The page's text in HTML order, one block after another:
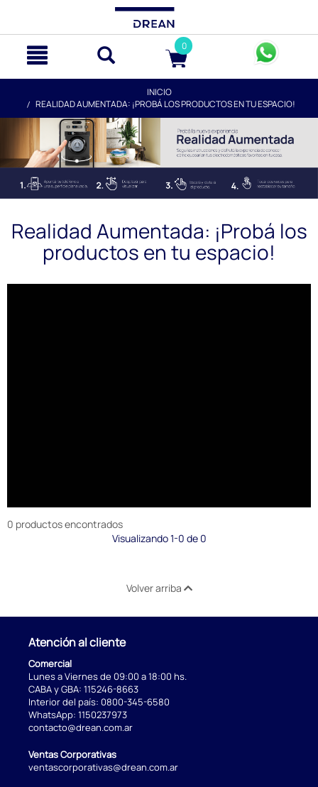
0
INICIO
REALIDAD AUMENTADA: ¡PROBÁ LOS PRODUCTOS EN TU ESPACIO!
Realidad Aumentada: ¡Probá los
productos en tu espacio!
0 productos encontrados
Visualizando 1-0 de 0
Volver arriba
Atención al cliente
Comercial
Lunes a Viernes de 09:00 a 18:00 hs.
CABA y GBA: 115246-8663
Interior del país: 0800-345-6580
WhatsApp: 1150237973
contacto@drean.com.ar
Ventas Corporativas
ventascorporativas@drean.com.ar